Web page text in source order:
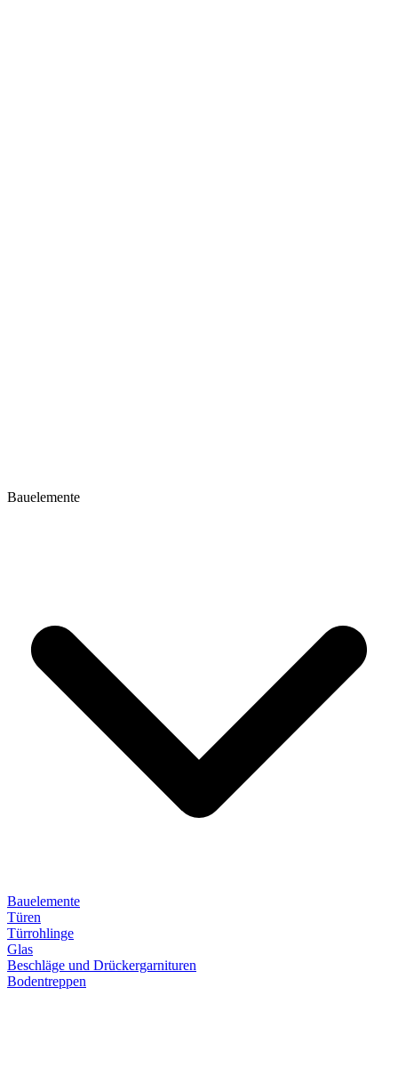
Bauelemente
Bauelemente
Türen
Türrohlinge
Glas
Beschläge und Drückergarnituren
Bodentreppen